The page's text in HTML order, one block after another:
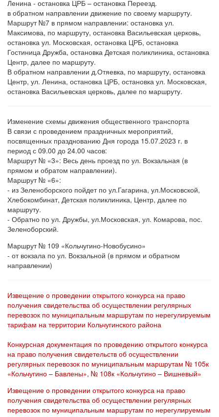
Ленина - остановка ЦРБ – остановка Переезд.
в обратном направлении движение по своему маршруту.
Маршрут №7 в прямом направлении: остановка ул.
Максимова, по маршруту, остановка Васильевская церковь,
остановка ул. Московская, остановка ЦРБ, остановка
Гостиница Дружба, остановка Детская поликлиника, остановка
Центр, далее по маршруту.
В обратном направлении д.Отяевка, по маршруту, остановка
Центр, ул. Ленина, остановка ЦРБ, остановка ул. Московская,
остановка Васильевская церковь, далее по маршруту.
Изменение схемы движения общественного транспорта
В связи с проведением праздничных мероприятий,
посвященных празднованию Дня города 15.07.2023 г. в
период с 09.00 до 24.00 часов:
Маршрут № «3»: Весь день проезд по ул. Вокзальная (в
прямом и обратом направлении).
Маршрут № «6»:
- из Зеленоборского пойдет по ул.Гагарина, ул.Московской,
Хлебокомбинат, Детская поликлиника, Центр, далее по
маршруту.
- Обратно по ул. Дружбы, ул.Московская, ул. Комарова, пос.
Зеленоборский.
Маршрут № 109 «Кольчугино-Новобусино»
- от вокзала по ул. Вокзальной (в прямом и обратном
направлении)
Извещение о проведении открытого конкурса на право
получения свидетельства об осуществлении регулярных
перевозок по муниципальным маршрутам по нерегулируемым
тарифам на территории Кольчугинского района
Конкурсная документация по проведению открытого конкурса
на право получения свидетельств об осуществлении
регулярных перевозок по муниципальным маршрутам № 105к
«Кольчугино – Бавлены», № 108к «Кольчугино – Вишневый»
Извещение о проведении открытого конкурса на право
получения свидетельства об осуществлении регулярных
перевозок по муниципальным маршрутам по нерегулируемым